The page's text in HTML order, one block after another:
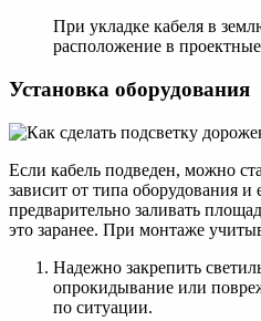
При укладке кабеля в
расположение в
Установка оборудования
Если кабель подведен, можно
зависит от типа оборудования
предварительно заливать
это заранее. При монтаже
Надежно закрепить
опрокидывание или
по ситуации.